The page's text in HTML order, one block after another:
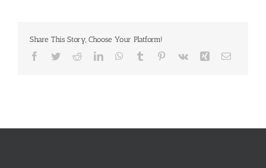
Share This Story, Choose Your Platform!
Facebook
TwitterRedditLinkedInWhatsApp
Tumblr Pinterest
Vk Xing E-